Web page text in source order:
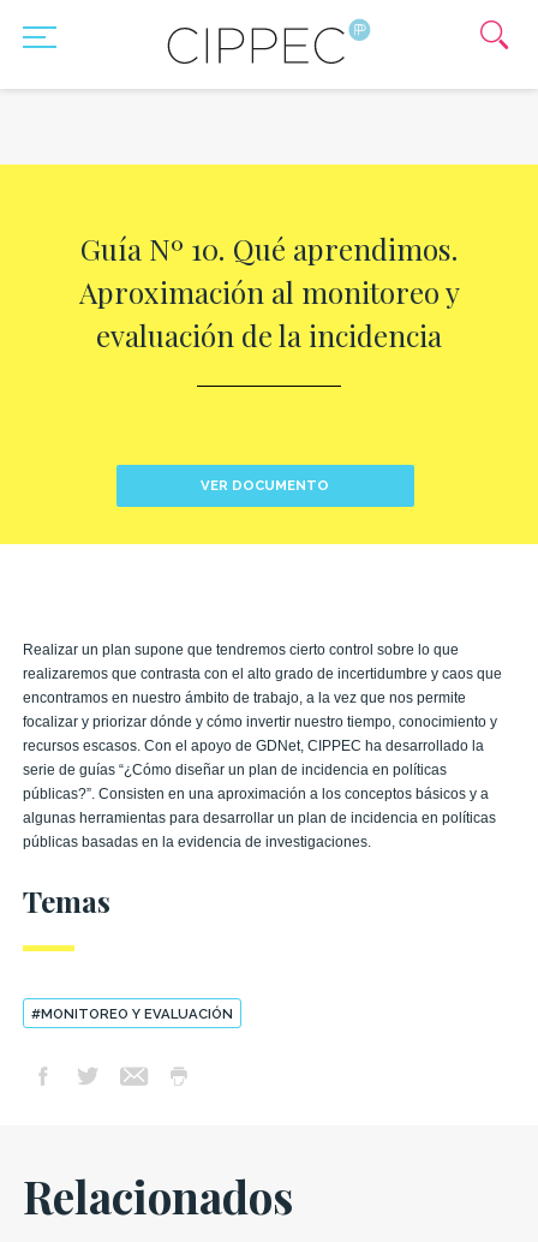
Guía Nº 10. Qué aprendimos.
Aproximación al monitoreo y
evaluación de la incidencia
VER DOCUMENTO
Realizar un plan supone que tendremos cierto control sobre lo que
realizaremos que contrasta con el alto grado de incertidumbre y caos que
encontramos en nuestro ámbito de trabajo, a la vez que nos permite
focalizar y priorizar dónde y cómo invertir nuestro tiempo, conocimiento y
recursos escasos. Con el apoyo de GDNet, CIPPEC ha desarrollado la
serie de guías “¿Cómo diseñar un plan de incidencia en políticas
públicas?”. Consisten en una aproximación a los conceptos básicos y a
algunas herramientas para desarrollar un plan de incidencia en políticas
públicas basadas en la evidencia de investigaciones.
Temas
#MONITOREO Y EVALUACIÓN
Relacionados